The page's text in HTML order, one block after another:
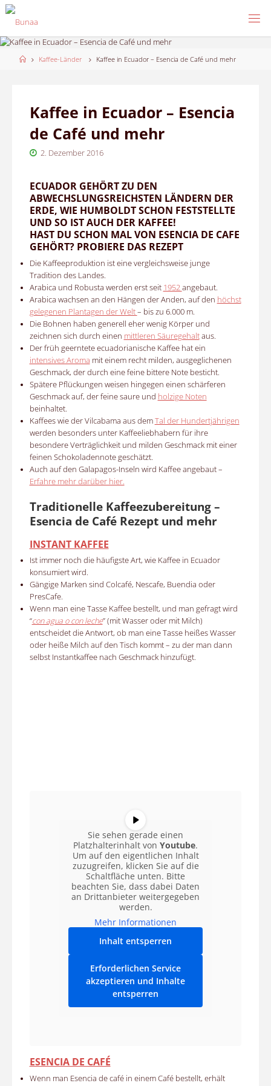
Skip
to
HomeKaffee-Länder Kaffee in Ecuador – Esencia de Café und mehr
Kaffee in Ecuador – Esencia
de Café und mehr
2. Dezember 2016
ECUADOR GEHÖRT ZU DEN
ABWECHSLUNGSREICHSTEN LÄNDERN DER
ERDE, WIE HUMBOLDT SCHON FESTSTELLTE
UND SO IST AUCH DER KAFFEE!
HAST DU SCHON MAL VON ESENCIA DE CAFE
GEHÖRT? PROBIERE DAS REZEPT
Die Kaffeeproduktion ist eine vergleichsweise junge
Tradition des Landes.
Arabica und Robusta werden erst seit 1952angebaut.
Arabica wachsen an den Hängen der Anden, auf den höchst
gelegenen Plantagen der Welt– bis zu 6.000 m.
Die Bohnen haben generell eher wenig Körper und
zeichnen sich durch einen mittleren Säuregehaltaus.
Der früh geerntete ecuadorianische Kaffee hat ein
intensives Aroma mit einem recht milden, ausgeglichenen
Geschmack, der durch eine feine bittere Note besticht.
Spätere Pflückungen weisen hingegen einen schärferen
Geschmack auf, der feine saure und holzige Noten
beinhaltet.
Kaffees wie der Vilcabama aus demTal der Hundertjährigen
werden besonders unter Kaffeeliebhabern für ihre
besondere Verträglichkeit und milden Geschmack mit einer
feinen Schokoladennote geschätzt.
Auch auf den Galapagos-Inseln wird Kaffee angebaut –
Erfahre mehr darüber hier.
Traditionelle Kaffeezubereitung –
Esencia de Café Rezept und mehr
INSTANT KAFFEE
Ist immer noch die häufigste Art, wie Kaffee in Ecuador
konsumiert wird.
Gängige Marken sind Colcafé, Nescafe, Buendia oder
PresCafe.
Wenn man eine Tasse Kaffee bestellt, und man gefragt wird
“con agua o con leche” (mit Wasser oder mit Milch)
entscheidet die Antwort, ob man eine Tasse heißes Wasser
oder heiße Milch auf den Tisch kommt – zu der man dann
selbst Instantkaffee nach Geschmack hinzufügt.
Sie sehen gerade einen
Platzhalterinhalt von Youtube.
Um auf den eigentlichen Inhalt
zuzugreifen, klicken Sie auf die
Schaltfläche unten. Bitte
beachten Sie, dass dabei Daten
an Drittanbieter weitergegeben
werden.
Mehr Informationen
Inhalt entsperren
Erforderlichen Service
akzeptieren und Inhalte
entsperren
ESENCIA DE CAFÉ
Wenn man Esencia de café in einem Café bestellt, erhält